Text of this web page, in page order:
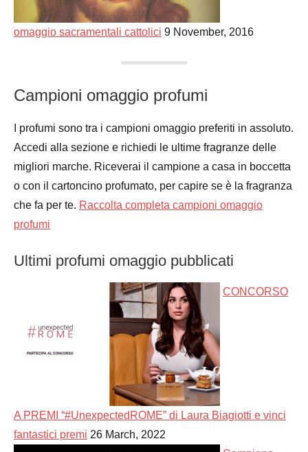
omaggio sacramentali cattolici 9 November, 2016
Campioni omaggio profumi
I profumi sono tra i campioni omaggio preferiti in assoluto.
Accedi alla sezione e richiedi le ultime fragranze delle
migliori marche. Riceverai il campione a casa in boccetta
o con il cartoncino profumato, per capire se è la fragranza
che fa per te. Raccolta completa campioni omaggio
profumi
Ultimi profumi omaggio pubblicati
CONCORSO
A PREMI “#UnexpectedROME” di Laura Biagiotti e vinci
fantastici premi 26 March, 2022